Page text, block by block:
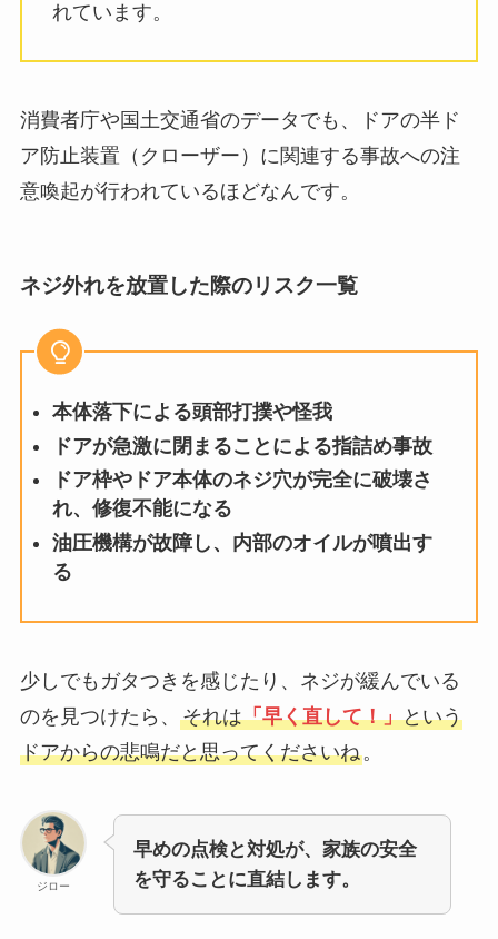
れています。
消費者庁や国土交通省のデータでも、ドアの半ド
ア防止装置（クローザー）に関連する事故への注
意喚起が行われているほどなんです。
ネジ外れを放置した際のリスク一覧
本体落下による頭部打撲や怪我
ドアが急激に閉まることによる指詰め事故
ドア枠やドア本体のネジ穴が完全に破壊さ
れ、修復不能になる
油圧機構が故障し、内部のオイルが噴出す
る
少しでもガタつきを感じたり、ネジが緩んでいる
のを見つけたら、 それは「早く直して！」という
ドアからの悲鳴だと思ってくださいね。
ジロー
早めの点検と対処が、家族の安全
を守ることに直結します。